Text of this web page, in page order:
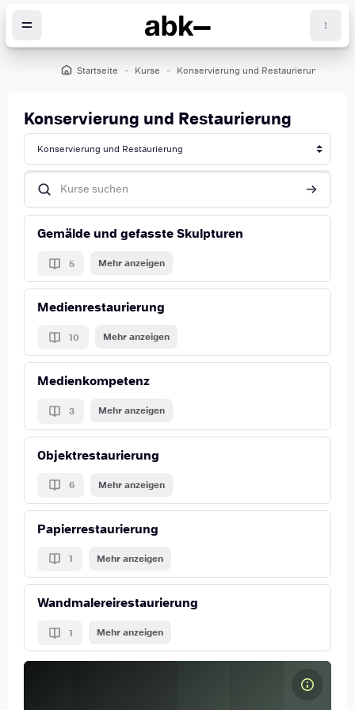
Startseite Kurse Konservierung und Restaurierung
Konservierung und Restaurierung
Kursbereiche
Kurse suchen Kurse
Gemälde und gefasste Skulpturen
5 Mehr anzeigen
Medienrestaurierung
10 Mehr anzeigen
Medienkompetenz
3 Mehr anzeigen
Objektrestaurierung
6 Mehr anzeigen
Papierrestaurierung
1 Mehr anzeigen
Wandmalereirestaurierung
1 Mehr anzeigen
Kursbild Kunststoffe in der Restaurierung (B.X.2.2.4) [SoSe 2026]